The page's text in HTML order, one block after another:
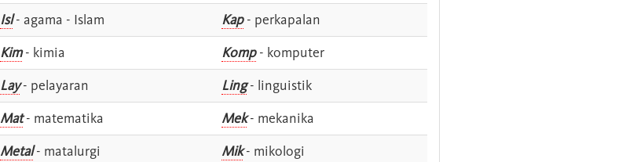
Isl- agama - Islam Kap- perkapalan
Kim- kimia Komp- komputer
Lay- pelayaran Ling- linguistik
Mat- matematika Mek- mekanika
Metal- matalurgi Mik- mikologi